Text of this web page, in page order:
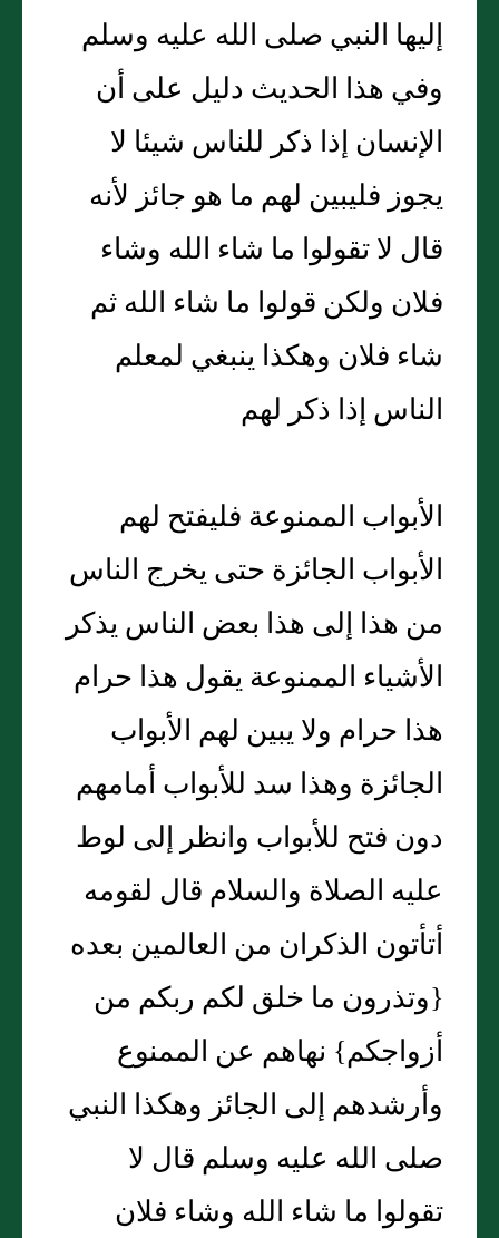
إليها النبي صلى الله عليه وسلم
وفي هذا الحديث دليل على أن
الإنسان إذا ذكر للناس شيئا لا
يجوز فليبين لهم ما هو جائز لأنه
قال لا تقولوا ما شاء الله وشاء
فلان ولكن قولوا ما شاء الله ثم
شاء فلان وهكذا ينبغي لمعلم
الناس إذا ذكر لهم
الأبواب الممنوعة فليفتح لهم
الأبواب الجائزة حتى يخرج الناس
من هذا إلى هذا بعض الناس يذكر
الأشياء الممنوعة يقول هذا حرام
هذا حرام ولا يبين لهم الأبواب
الجائزة وهذا سد للأبواب أمامهم
دون فتح للأبواب وانظر إلى لوط
عليه الصلاة والسلام قال لقومه
أتأتون الذكران من العالمين بعده
{وتذرون ما خلق لكم ربكم من
أزواجكم} نهاهم عن الممنوع
وأرشدهم إلى الجائز وهكذا النبي
صلى الله عليه وسلم قال لا
تقولوا ما شاء الله وشاء فلان